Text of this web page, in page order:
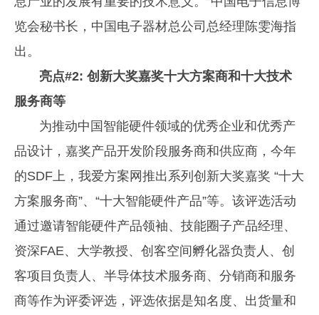
览会秘书长，中国电子器材总公司总经理陈雯海指
出。
亮点#2: 创新大奖嘉奖十大方案商和十大技术
服务商等
为推动中国智能硬件领域的优秀企业和优秀产
品设计，嘉奖产品开发阶段服务商和供应商，今年
的SDF上，我爱方案网推出系列创新大奖嘉奖 “十大
方案服务商”、“十大智能硬件产品”等。该评选活动
通过邀请智能硬件产品领袖、技能圈子产品经理、
资深FAE、大学教授、创客空间孵化器负责人、创
客项目负责人、半导体技术服务商、分销商和服务
商等作为评委评选，评选依据是知名度、出货量和